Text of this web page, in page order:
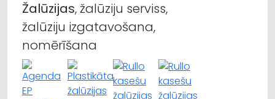
Žalūzijas, žalūziju serviss,
žalūziju izgatavošana,
nomērīšana